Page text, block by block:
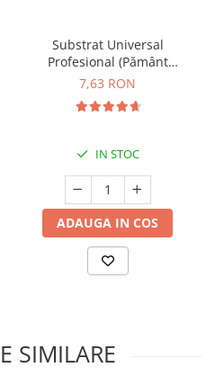
Substrat Universal
Profesional (Pământ
Premium) - 5 L
7,63 RON
IN STOC
ADAUGA IN COS
SIMILARE